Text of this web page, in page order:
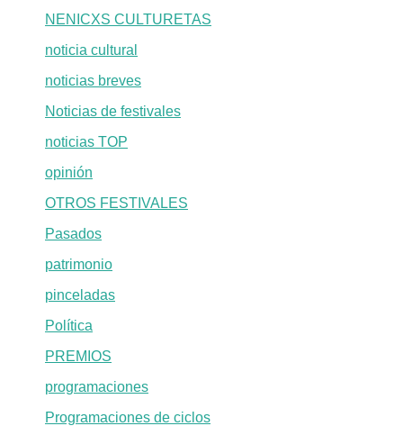
NENICXS CULTURETAS
noticia cultural
noticias breves
Noticias de festivales
noticias TOP
opinión
OTROS FESTIVALES
Pasados
patrimonio
pinceladas
Política
PREMIOS
programaciones
Programaciones de ciclos